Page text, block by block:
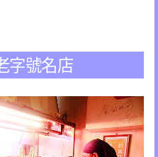
字號名店